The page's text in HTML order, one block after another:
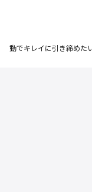
動でキレイに引き締めた